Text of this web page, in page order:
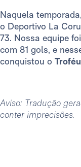
Naquela
o Deportivo La
73. Nossa equipe
com 81 gols, e
conquistou o
Aviso: Tradução
conter imprecisões.